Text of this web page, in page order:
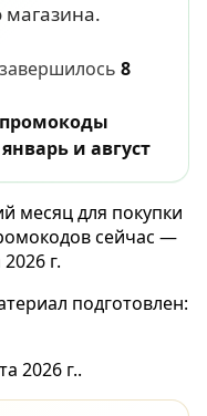
магазина.
8
промокоды
январь и август
месяц для покупки
сейчас —
г.
подготовлен:
2026 г..